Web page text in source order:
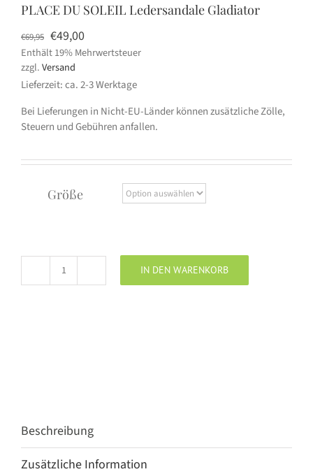
PLACE DU SOLEIL Ledersandale Gladiator
€69,95 Ursprünglicher
Preis
war:
€69,95
€49,00Aktueller
Preis
€49,00.
Enthält 19% Mehrwertsteuer
zzgl.Versand
Lieferzeit: ca. 2-3 Werktage
Bei Lieferungen in Nicht-EU-Länder können zusätzliche Zölle,
Steuern und Gebühren anfallen.
Größe
PLACE
IN DEN WARENKORB
Beschreibung
Zusätzliche Information